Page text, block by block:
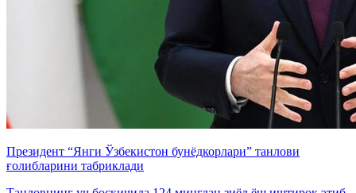
Президент “Янги Ўзбекистон бунёдкорлари” танлови
ғолибларини табриклади